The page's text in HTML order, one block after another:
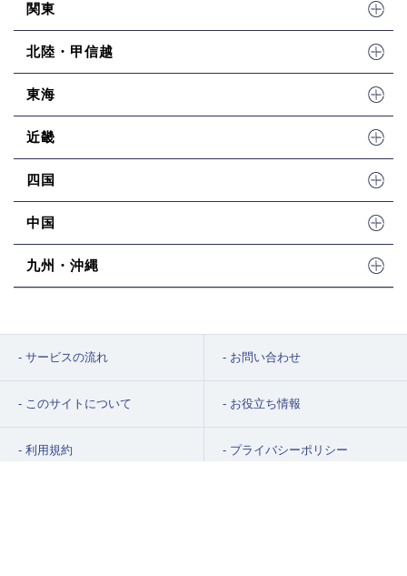
関東
北陸・甲信越
東海
近畿
四国
中国
九州・沖縄
サービスの流れ お問い合わせ
このサイトについて お役立ち情報
利用規約 プライバシーポリシー